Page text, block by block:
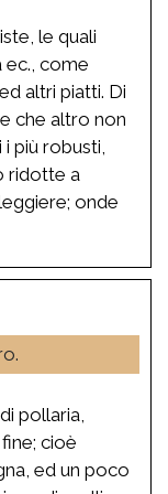
le quali
ec., come
altri piatti. Di
che altro non
più robusti,
ridotte a
onde
pollaria,
cioè
ed un poco